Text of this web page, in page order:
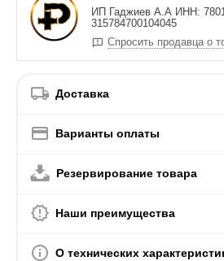
ИП Гаджиев А.А ИНН:
315784700104045
Спросить продавца о
Доставка
Варианты оплаты
Резервирование товара
Наши преимущества
О технических